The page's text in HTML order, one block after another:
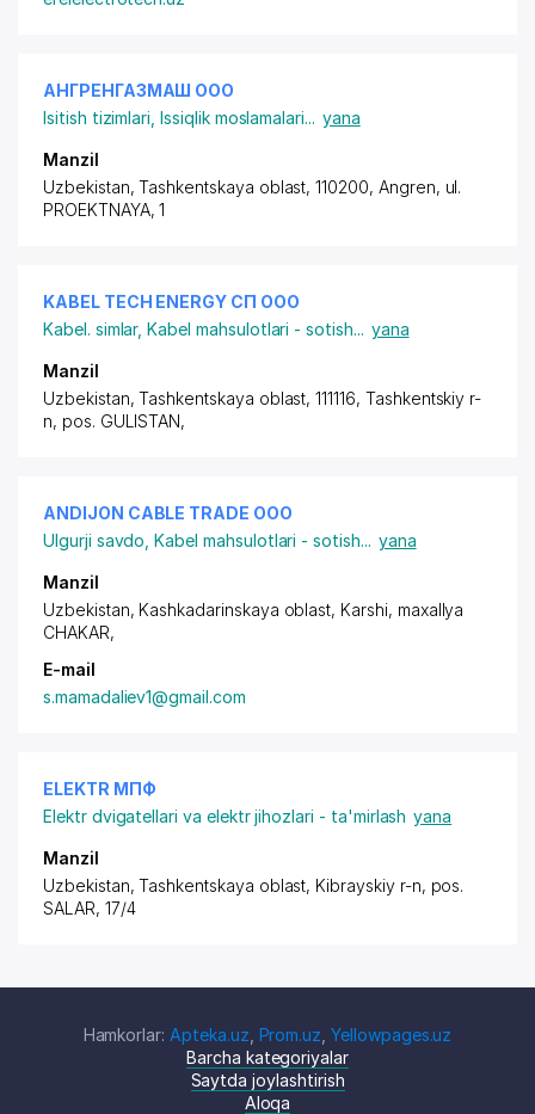
АНГРЕНГАЗМАШ ООО
Isitish tizimlari ,Issiqlik moslamalari... yana
Manzil
Uzbekistan, Tashkentskaya oblast, 110200, Angren, ul.
PROEKTNAYA, 1
KABEL TECH ENERGY СП ООО
Kabel. simlar,Kabel mahsulotlari - sotish... yana
Manzil
Uzbekistan, Tashkentskaya oblast, 111116, Tashkentskiy r-
n, pos. GULISTAN,
ANDIJON CABLE TRADE ООО
Ulgurji savdo ,Kabel mahsulotlari - sotish... yana
Manzil
Uzbekistan, Kashkadarinskaya oblast, Karshi, maxallya
CHAKAR,
E-mail
s.mamadaliev1@gmail.com
ELEKTR МПФ
Elektr dvigatellari va elektr jihozlari - ta'mirlash yana
Manzil
Uzbekistan, Tashkentskaya oblast, Kibrayskiy r-n, pos.
SALAR, 17/4
Hamkorlar: Apteka.uz Prom.uz ,Yellowpages.uz
Barcha kategoriyalar
Saytda joylashtirish
Aloqa